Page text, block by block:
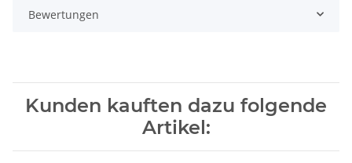
Bewertungen
Kunden kauften dazu folgende
Artikel: